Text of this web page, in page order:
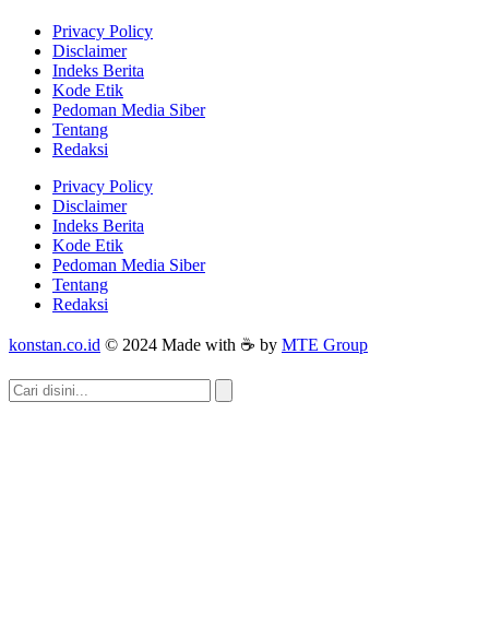
Privacy Policy
Disclaimer
Indeks Berita
Kode Etik
Pedoman Media Siber
Tentang
Redaksi
Privacy Policy
Disclaimer
Indeks Berita
Kode Etik
Pedoman Media Siber
Tentang
Redaksi
konstan.co.id © 2024 Made with ☕ by MTE Group